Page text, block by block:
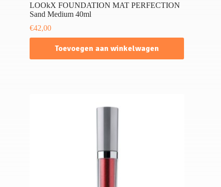
LOOkX FOUNDATION MAT PERFECTION
Sand Medium 40ml
€42,00
Toevoegen aan winkelwagen